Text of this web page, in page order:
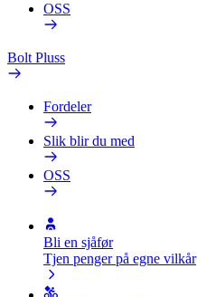
OSS
Bolt Pluss
Fordeler
Slik blir du med
OSS
Bli en sjåfør
Tjen penger på egne vilkår